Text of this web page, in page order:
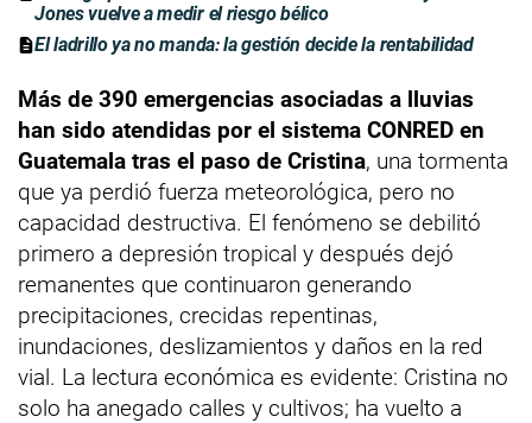
Jones vuelve a medir el riesgo bélico
El ladrillo ya no manda: la gestión decide la rentabilidad
Más de 390 emergencias asociadas a lluvias
han sido atendidas por el sistema CONRED en
Guatemala tras el paso de Cristina, una tormenta
que ya perdió fuerza meteorológica, pero no
capacidad destructiva. El fenómeno se debilitó
primero a depresión tropical y después dejó
remanentes que continuaron generando
precipitaciones, crecidas repentinas,
inundaciones, deslizamientos y daños en la red
vial. La lectura económica es evidente: Cristina no
solo ha anegado calles y cultivos; ha vuelto a